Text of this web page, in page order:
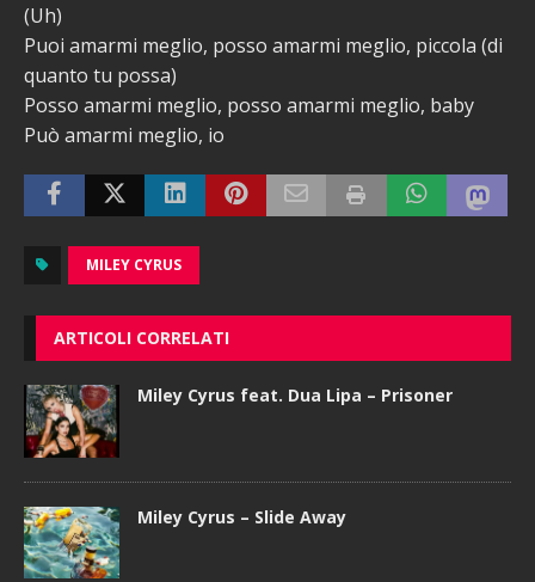
(Uh)
Puoi amarmi meglio, posso amarmi meglio, piccola (di
quanto tu possa)
Posso amarmi meglio, posso amarmi meglio, baby
Può amarmi meglio, io
MILEY CYRUS
ARTICOLI CORRELATI
Miley Cyrus feat. Dua Lipa – Prisoner
Miley Cyrus – Slide Away